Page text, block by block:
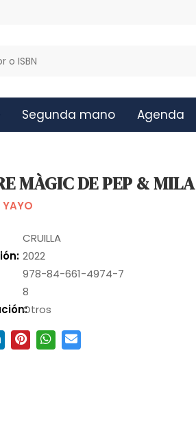
Segunda mano Agenda
MÀGIC DE PEP & MILA
YAYO
CRUILLA
2022
978-84-661-4974-7
8
Otros